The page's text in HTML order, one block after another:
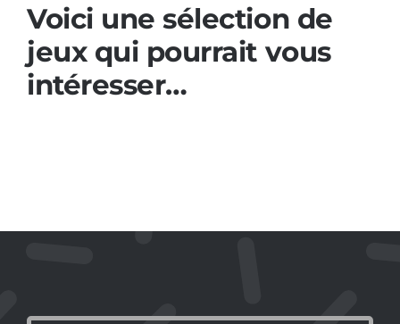
Voici une sélection de
jeux qui pourrait vous
intéresser…